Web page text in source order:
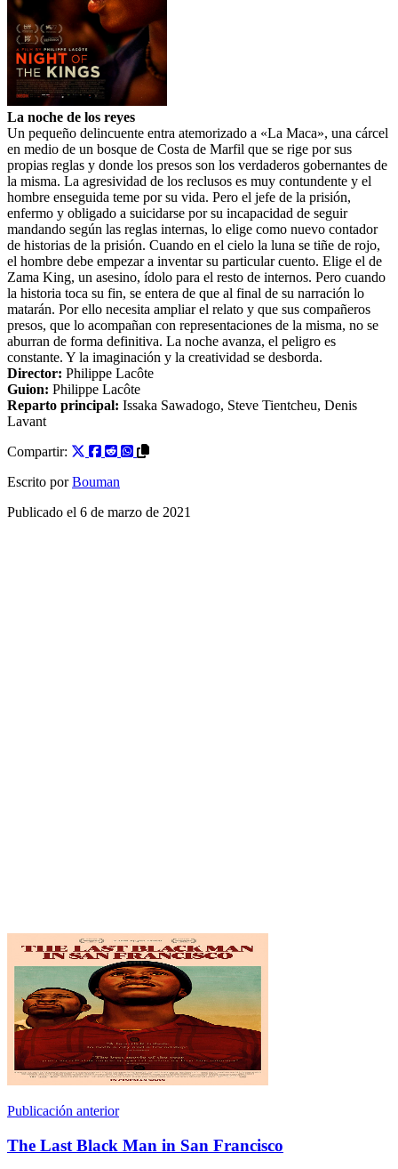
La noche de los reyes
Un pequeño delincuente entra atemorizado a «La Maca», una cárcel
en medio de un bosque de Costa de Marfil que se rige por sus
propias reglas y donde los presos son los verdaderos gobernantes de
la misma. La agresividad de los reclusos es muy contundente y el
hombre enseguida teme por su vida. Pero el jefe de la prisión,
enfermo y obligado a suicidarse por su incapacidad de seguir
mandando según las reglas internas, lo elige como nuevo contador
de historias de la prisión. Cuando en el cielo la luna se tiñe de rojo,
el hombre debe empezar a inventar su particular cuento. Elige el de
Zama King, un asesino, ídolo para el resto de internos. Pero cuando
la historia toca su fin, se entera de que al final de su narración lo
matarán. Por ello necesita ampliar el relato y que sus compañeros
presos, que lo acompañan con representaciones de la misma, no se
aburran de forma definitiva. La noche avanza, el peligro es
constante. Y la imaginación y la creatividad se desborda.
Director: Philippe Lacôte
Guion: Philippe Lacôte
Reparto principal: Issaka Sawadogo, Steve Tientcheu, Denis
Lavant
Compartir:
Escrito por Bouman
Publicado el 6 de marzo de 2021
Publicación anterior
The Last Black Man in San Francisco